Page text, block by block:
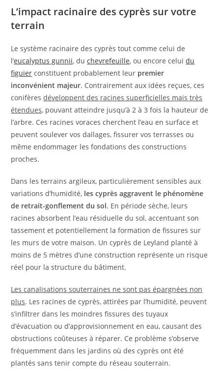
L’impact racinaire des cyprès sur votre
terrain
Le système racinaire des cyprès tout comme celui de
l’eucalyptus gunnii, duchevrefeuille, ou encore celuidu
figuier constituent probablement leur premier
inconvénient majeur. Contrairement aux idées reçues, ces
conifèresdéveloppent des racines superficielles mais très
étendues, pouvant atteindre jusqu’à 2 à 3 fois la hauteur de
l’arbre. Ces racines voraces cherchent l’eau en surface et
peuvent soulever vos dallages, fissurer vos terrasses ou
même endommager les fondations des constructions
proches.
Dans les terrains argileux, particulièrement sensibles aux
variations d’humidité, les cyprès aggravent le phénomène
de retrait-gonflement du sol. En période sèche, leurs
racines absorbent l’eau résiduelle du sol, accentuant son
tassement et potentiellement la formation de fissures sur
les murs de votre maison. Un cyprès de Leyland planté à
moins de 5 mètres d’une construction représente un risque
réel pour la structure du bâtiment.
Les canalisations souterraines ne sont pas épargnées non
plus. Les racines de cyprès, attirées par l’humidité, peuvent
s’infiltrer dans les moindres fissures des tuyaux
d’évacuation ou d’approvisionnement en eau, causant des
obstructions coûteuses à réparer. Ce problème s’observe
fréquemment dans les jardins où des cyprès ont été
plantés sans tenir compte du réseau souterrain.